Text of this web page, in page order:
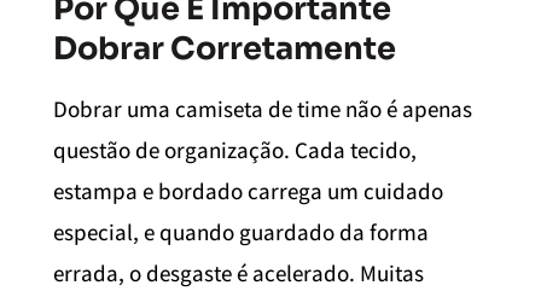
Por Que É Importante
Dobrar Corretamente
Dobrar uma camiseta de time não é apenas
questão de organização. Cada tecido,
estampa e bordado carrega um cuidado
especial, e quando guardado da forma
errada, o desgaste é acelerado. Muitas